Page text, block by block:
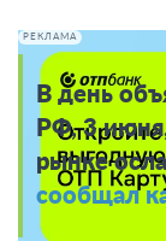
РЕКЛАМА
В день
РФ, 3
рынке
сообщал